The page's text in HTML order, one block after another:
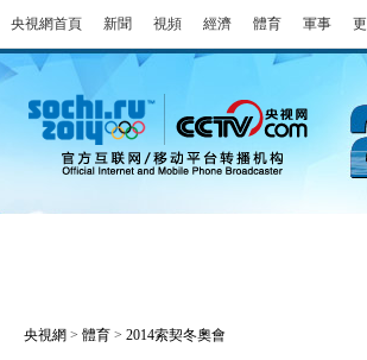
央視網首頁 新聞 視頻 經濟 體育 軍事
央視網 > 體育 > 2014索契冬奧會